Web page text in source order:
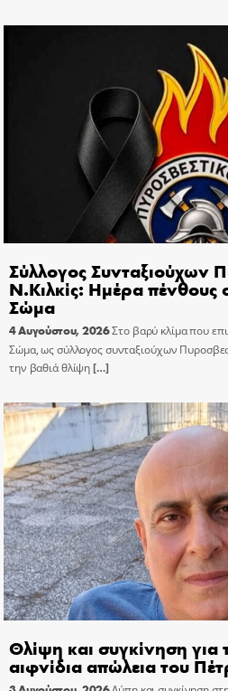
Σύλλογος Συνταξιούχων
Ν.Κιλκίς: Ημέρα πένθους
Σώμα
4 Αυγούστου, 2026Στο βαρύ κλίμα που
Σώμα, ως σύλλογος συνταξιούχων
την βαθιά θλίψη[…]
Θλίψη και συγκίνηση
αιφνίδια απώλεια του